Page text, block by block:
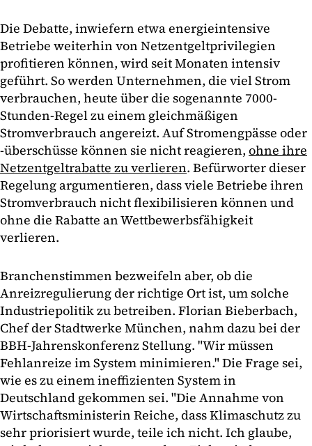
Die Debatte, inwiefern etwa energieintensive
Betriebe weiterhin von Netzentgeltprivilegien
profitieren können, wird seit Monaten intensiv
geführt. So werden Unternehmen, die viel Strom
verbrauchen, heute über die sogenannte 7000-
Stunden-Regel zu einem gleichmäßigen
Stromverbrauch angereizt. Auf Stromengpässe oder
-überschüsse können sie nicht reagieren, ohne ihre
Netzentgeltrabatte zu verlieren. Befürworter dieser
Regelung argumentieren, dass viele Betriebe ihren
Stromverbrauch nicht flexibilisieren können und
ohne die Rabatte an Wettbewerbsfähigkeit
verlieren.
Branchenstimmen bezweifeln aber, ob die
Anreizregulierung der richtige Ort ist, um solche
Industriepolitik zu betreiben. Florian Bieberbach,
Chef der Stadtwerke München, nahm dazu bei der
BBH-Jahrenskonferenz Stellung. "Wir müssen
Fehlanreize im System minimieren." Die Frage sei,
wie es zu einem ineffizienten System in
Deutschland gekommen sei. "Die Annahme von
Wirtschaftsministerin Reiche, dass Klimaschutz zu
sehr priorisiert wurde, teile ich nicht. Ich glaube,